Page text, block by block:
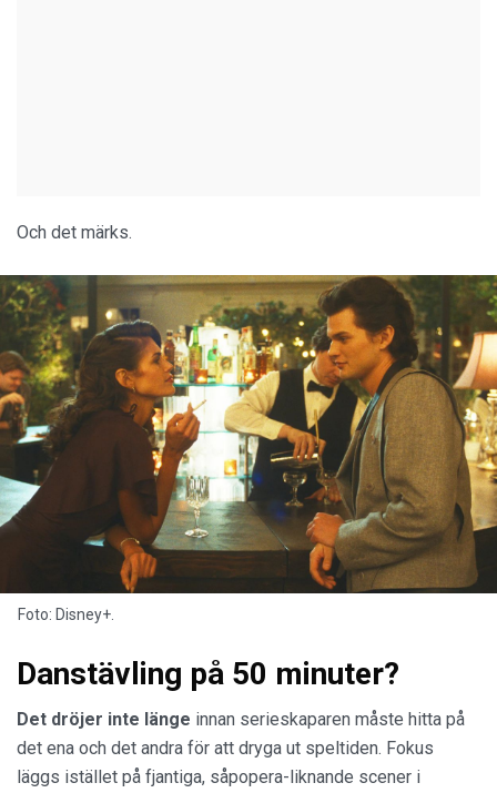
Och det märks.
Foto: Disney+.
Danstävling på 50 minuter?
Det dröjer inte länge innan serieskaparen måste hitta på
det ena och det andra för att dryga ut speltiden. Fokus
läggs istället på fjantiga, såpopera-liknande scener i